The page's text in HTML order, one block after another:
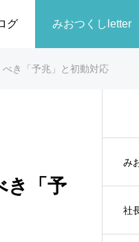
グ みおつくしletter
き「予兆」と初動対応
き「予
み
社